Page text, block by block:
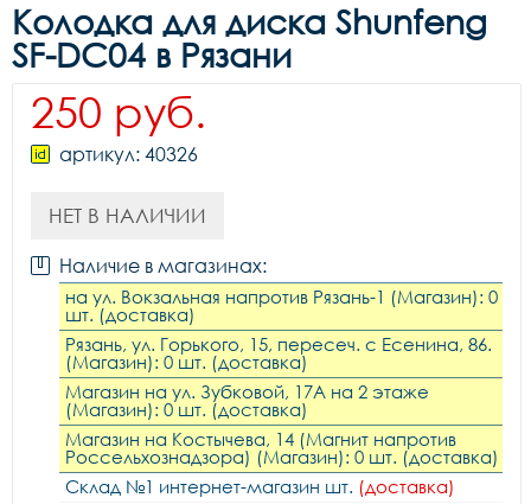
Колодка для диска Shunfeng
SF-DC04 в Рязани
250 руб.
артикул: 40326
НЕТ В НАЛИЧИИ
Наличие в магазинах:
на ул. Вокзальная напротив Рязань-1 (Магазин): 0
шт. (доставка)
Рязань, ул. Горького, 15, пересеч. с Есенина, 86.
(Магазин): 0 шт. (доставка)
Магазин на ул. Зубковой, 17А на 2 этаже
(Магазин): 0 шт. (доставка)
Магазин на Костычева, 14 (Магнит напротив
Россельхознадзора) (Магазин): 0 шт. (доставка)
Склад №1 интернет-магазин шт. (доставка)